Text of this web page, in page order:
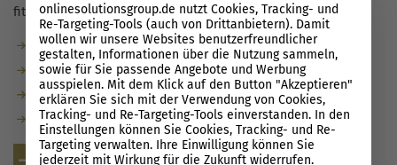
fit für nachhaltige Rankings.
Automatisierte Checks und Monitoring.
Entscheidungen auf Basis belastbarer Daten.
Enablement: Dein Team wirdSEO-ready.
Transparente Workflows und klare Prioritäten.
Kostenlose Beratung
onlinesolutionsgroup.de nutzt Cookies, Tracking- und
Re-Targeting-Tools (auch von Drittanbietern). Damit
wollen wir unsere Websites benutzerfreundlicher
gestalten, Informationen über die Nutzung sammeln,
sowie für Sie passende Angebote und Werbung
ausspielen. Mit dem Klick auf den Button "Akzeptieren"
erklären Sie sich mit der Verwendung von Cookies,
Tracking- und Re-Targeting-Tools einverstanden. In den
Einstellungen können Sie Cookies, Tracking- und Re-
Targeting verwalten. Ihre Einwilligung können Sie
jederzeit mit Wirkung für die Zukunft widerrufen.